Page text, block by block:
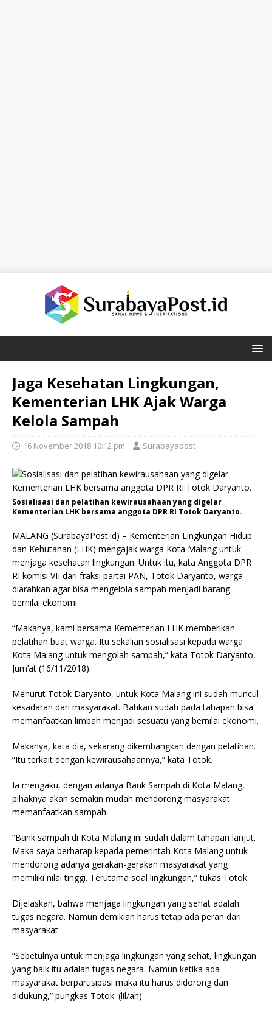
Jaga Kesehatan Lingkungan,
Kementerian LHK Ajak Warga
Kelola Sampah
16 November 2018 10:12 pm Surabayapost
Sosialisasi dan pelatihan kewirausahaan yang digelar
Kementerian LHK bersama anggota DPR RI Totok Daryanto.
MALANG (SurabayaPost.id) – Kementerian Lingkungan Hidup
dan Kehutanan (LHK) mengajak warga Kota Malang untuk
menjaga kesehatan lingkungan. Untuk itu, kata Anggota DPR
RI komisi VII dari fraksi partai PAN, Totok Daryanto, warga
diarahkan agar bisa mengelola sampah menjadi barang
bernilai ekonomi.
“Makanya, kami bersama Kementerian LHK memberikan
pelatihan buat warga. Itu sekalian sosialisasi kepada warga
Kota Malang untuk mengolah sampah,” kata Totok Daryanto,
Jum’at (16/11/2018).
Menurut Totok Daryanto, untuk Kota Malang ini sudah muncul
kesadaran dari masyarakat. Bahkan sudah pada tahapan bisa
memanfaatkan limbah menjadi sesuatu yang bernilai ekonomi.
Makanya, kata dia, sekarang dikembangkan dengan pelatihan.
“Itu terkait dengan kewirausahaannya,” kata Totok.
Ia mengaku, dengan adanya Bank Sampah di Kota Malang,
pihaknya akan semakin mudah mendorong masyarakat
memanfaatkan sampah.
“Bank sampah di Kota Malang ini sudah dalam tahapan lanjut.
Maka saya berharap kepada pemerintah Kota Malang untuk
mendorong adanya gerakan-gerakan masyarakat yang
memiliki nilai tinggi. Terutama soal lingkungan,” tukas Totok.
Dijelaskan, bahwa menjaga lingkungan yang sehat adalah
tugas negara. Namun demikian harus tetap ada peran dari
masyarakat.
“Sebetulnya untuk menjaga lingkungan yang sehat, lingkungan
yang baik itu adalah tugas negara. Namun ketika ada
masyarakat berpartisipasi maka itu harus didorong dan
didukung,” pungkas Totok. (lil/ah)